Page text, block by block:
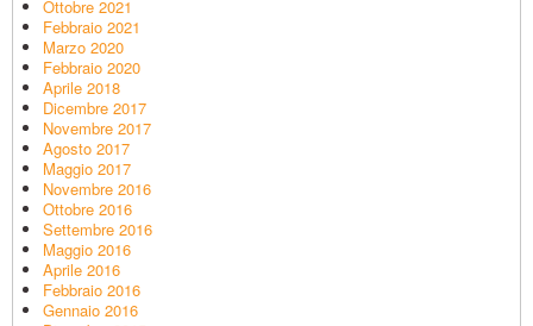
Ottobre 2021
Febbraio 2021
Marzo 2020
Febbraio 2020
Aprile 2018
Dicembre 2017
Novembre 2017
Agosto 2017
Maggio 2017
Novembre 2016
Ottobre 2016
Settembre 2016
Maggio 2016
Aprile 2016
Febbraio 2016
Gennaio 2016